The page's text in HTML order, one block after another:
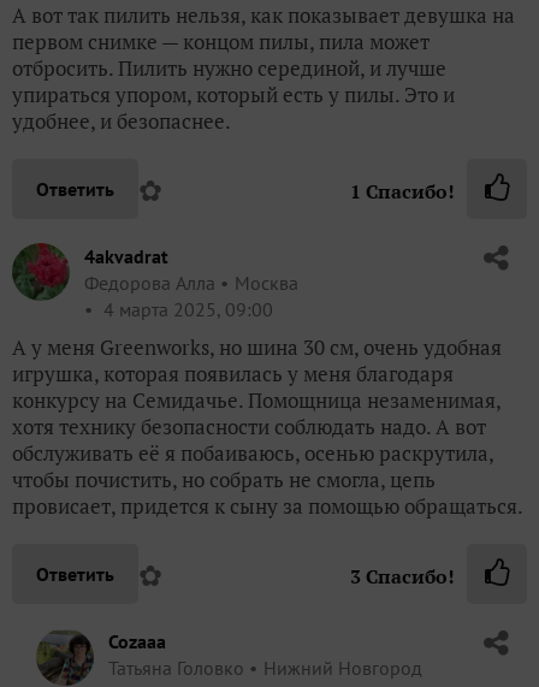
А вот так пилить нельзя, как показывает девушка на
первом снимке — концом пилы, пила может
отбросить. Пилить нужно серединой, и лучше
упираться упором, который есть у пилы. Это и
удобнее, и безопаснее.
Ответить ✿ 1 Спасибо!
4akvadrat
Федорова Алла
Москва
4 марта 2025, 09:00
А у меня Greenworks, но шина 30 см, очень удобная
игрушка, которая появилась у меня благодаря
конкурсу на Семидачье. Помощница незаменимая,
хотя технику безопасности соблюдать надо. А вот
обслуживать её я побаиваюсь, осенью раскрутила,
чтобы почистить, но собрать не смогла, цепь
провисает, придется к сыну за помощью обращаться.
Ответить ✿ 3 Спасибо!
Cozaaa
Татьяна Головко
Нижний Новгород